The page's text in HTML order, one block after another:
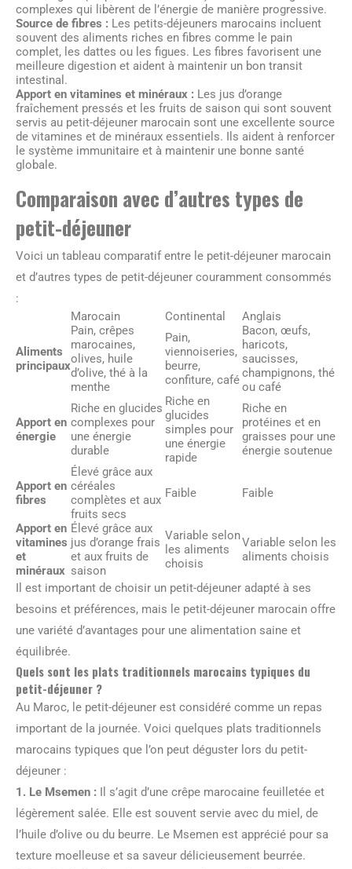
complexes qui libèrent de l’énergie de manière progressive.
Source de fibres : Les petits-déjeuners marocains incluent
souvent des aliments riches en fibres comme le pain
complet, les dattes ou les figues. Les fibres favorisent une
meilleure digestion et aident à maintenir un bon transit
intestinal.
Apport en vitamines et minéraux : Les jus d’orange
fraîchement pressés et les fruits de saison qui sont souvent
servis au petit-déjeuner marocain sont une excellente source
de vitamines et de minéraux essentiels. Ils aident à renforcer
le système immunitaire et à maintenir une bonne santé
globale.
Comparaison avec d’autres types de
petit-déjeuner
Voici un tableau comparatif entre le petit-déjeuner marocain
et d’autres types de petit-déjeuner couramment consommés
:
Marocain
Continental Anglais
Aliments
principaux
Pain, crêpes
marocaines,
olives, huile
d’olive, thé à la
menthe
Pain,
viennoiseries,
beurre,
confiture, café
Bacon, œufs,
haricots,
saucisses,
champignons, thé
ou café
Apport en
énergie
Riche en glucides
complexes pour
une énergie
durable
Riche en
glucides
simples pour
une énergie
rapide
Riche en
protéines et en
graisses pour une
énergie soutenue
Apport en
fibres
Élevé grâce aux
céréales
complètes et aux
fruits secs
Faible Faible
Apport en
vitamines
et
minéraux
Élevé grâce aux
jus d’orange frais
et aux fruits de
saison
Variable selon
les aliments
choisis
Variable selon les
aliments choisis
Il est important de choisir un petit-déjeuner adapté à ses
besoins et préférences, mais le petit-déjeuner marocain offre
une variété d’avantages pour une alimentation saine et
équilibrée.
Quels sont les plats traditionnels marocains typiques du
petit-déjeuner ?
Au Maroc, le petit-déjeuner est considéré comme un repas
important de la journée. Voici quelques plats traditionnels
marocains typiques que l’on peut déguster lors du petit-
déjeuner :
1. Le Msemen : Il s’agit d’une crêpe marocaine feuilletée et
légèrement salée. Elle est souvent servie avec du miel, de
l’huile d’olive ou du beurre. Le Msemen est apprécié pour sa
texture moelleuse et sa saveur délicieusement beurrée.